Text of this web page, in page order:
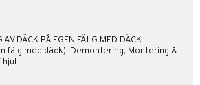
DÄCK PÅ EGEN FÄLG MED DÄCK
fälg med däck), Demontering, Montering &